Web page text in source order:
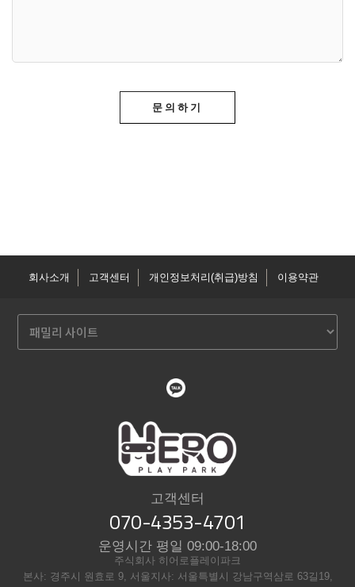
회사소개 고객센터 개인정보처리(취급)방침 이용약관
고객센터
070-4353-4701
운영시간 평일 09:00-18:00
주식회사 히어로플레이파크
본사: 경주시 원효로 9, 서울지사: 서울특별시 강남구역삼로 63길19,